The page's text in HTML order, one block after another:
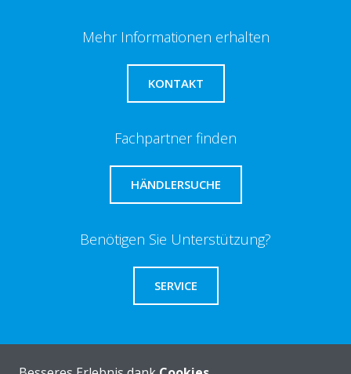
Mehr Informationen erhalten
KONTAKT
Fachpartner finden
HÄNDLERSUCHE
Benötigen Sie Unterstützung?
SERVICE